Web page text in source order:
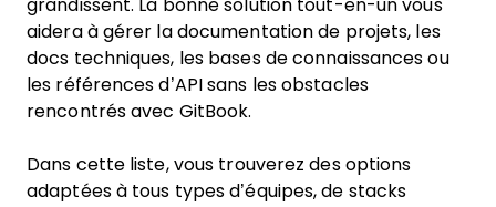
grandissent. La bonne solution tout-en-un vous
aidera à gérer la documentation de projets, les
docs techniques, les bases de connaissances ou
les références d’API sans les obstacles
rencontrés avec GitBook.
Dans cette liste, vous trouverez des options
adaptées à tous types d’équipes, de stacks